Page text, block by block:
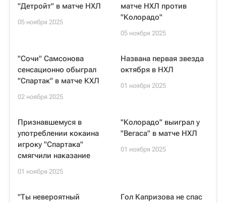
"Детройт" в матче НХЛ
05 ноября 2025
матче НХЛ против
"Колорадо"
05 ноября 2025
"Сочи" Самсонова
сенсационно обыграл
"Спартак" в матче КХЛ
02 ноября 2025
Названа первая звезда
октября в НХЛ
01 ноября 2025
Признавшемуся в
употреблении кокаина
игроку "Спартака"
смягчили наказание
01 ноября 2025
"Колорадо" выиграл у
"Вегаса" в матче НХЛ
01 ноября 2025
"Ты невероятный
Гол Капризова не спас